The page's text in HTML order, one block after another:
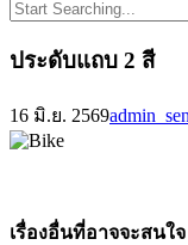
ประดับแถบ 2 สี
16 มิ.ย. 2569
เรื่องอื่นที่อาจจะสนใจ